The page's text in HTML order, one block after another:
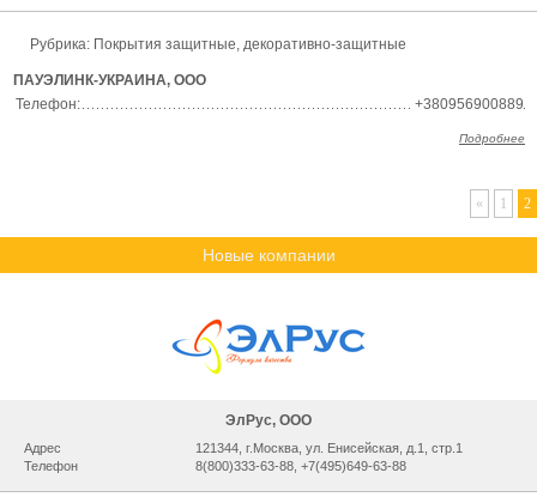
Рубрика: Покрытия защитные, декоративно-защитные
ПАУЭЛИНК-УКРАИНА, ООО
Телефон:
+380956900889
Подробнее
« 1 2
Новые компании
ЭлРус, ООО
Адрес
121344, г.Москва, ул. Енисейская, д.1, стр.1
Телефон
8(800)333-63-88, +7(495)649-63-88